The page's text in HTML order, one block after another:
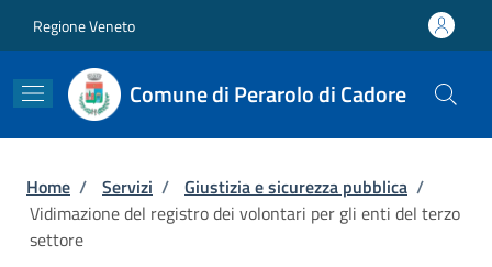
Regione Veneto
Comune di Perarolo di Cadore
Briciole di pane
Home / Servizi / Giustizia e sicurezza pubblica /
Vidimazione del registro dei volontari per gli enti del terzo
settore